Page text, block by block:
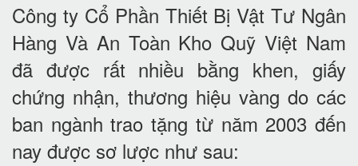
Công ty Cổ Phần Thiết Bị Vật Tư Ngân
Hàng Và An Toàn Kho Quỹ Việt Nam
đã được rất nhiều bằng khen, giấy
chứng nhận, thương hiệu vàng do các
ban ngành trao tặng từ năm 2003 đến
nay được sơ lược như sau: